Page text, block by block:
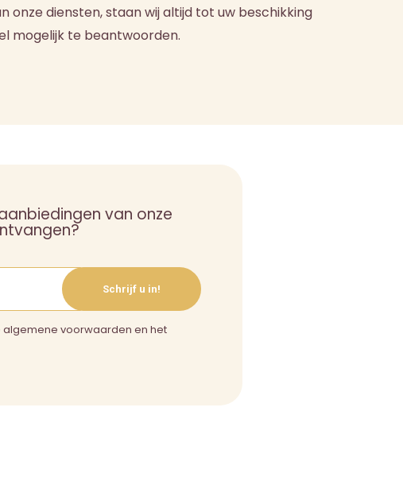
diensten, staan wij altijd tot uw beschikking
mogelijk te beantwoorden.
van onze
Schrijf u in!
algemene voorwaarden en het